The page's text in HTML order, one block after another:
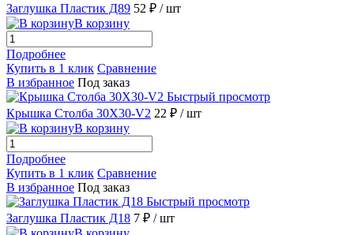
Заглушка Пластик Д89 52 ₽ / шт
В корзину
Подробнее
Купить в 1 клик Сравнение
В избранное Под заказ
Быстрый просмотр
Крышка Столба 30X30-V2 22 ₽ / шт
В корзину
Подробнее
Купить в 1 клик Сравнение
В избранное Под заказ
Быстрый просмотр
Заглушка Пластик Д18 7 ₽ / шт